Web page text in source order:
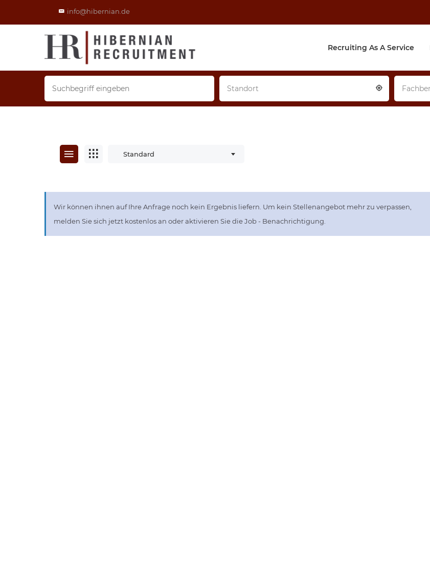
info@hibernian.de
Recruiting As A Service
Standort
Standard
Wir können ihnen auf Ihre Anfrage noch kein Ergebnis liefern. Um kein Stellenangebot mehr zu verpassen,
melden Sie sich jetzt kostenlos an oder aktivieren Sie die Job - Benachrichtigung.